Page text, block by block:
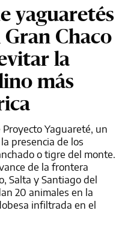
yaguaretés
Chaco
la
más
Yaguareté, un
presencia de los
o tigre del monte.
de la frontera
Salta y Santiago del
20 animales en la
infiltrada en el